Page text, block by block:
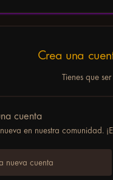
Crea una
Tienes que
cuenta
en nuestra comunidad.
nueva cuenta